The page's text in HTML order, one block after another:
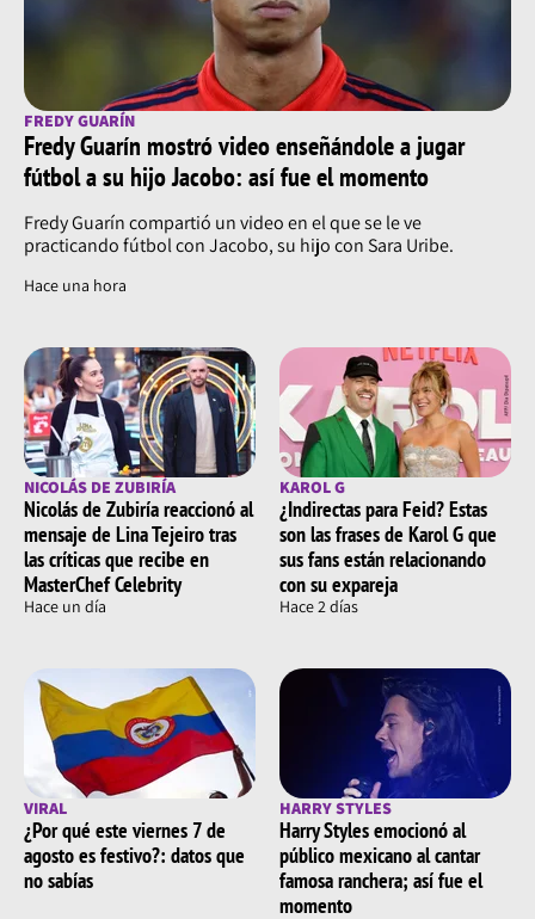
FREDY GUARÍN
Fredy Guarín mostró video enseñándole a jugar
fútbol a su hijo Jacobo: así fue el momento
Fredy Guarín compartió un video en el que se le ve
practicando fútbol con Jacobo, su hijo con Sara Uribe.
Hace una hora
NICOLÁS DE ZUBIRÍA
Nicolás de Zubiría reaccionó al
mensaje de Lina Tejeiro tras
las críticas que recibe en
MasterChef Celebrity
Hace un día
KAROL G
¿Indirectas para Feid? Estas
son las frases de Karol G que
sus fans están relacionando
con su expareja
Hace 2 días
VIRAL
¿Por qué este viernes 7 de
agosto es festivo?: datos que
no sabías
HARRY STYLES
Harry Styles emocionó al
público mexicano al cantar
famosa ranchera; así fue el
momento